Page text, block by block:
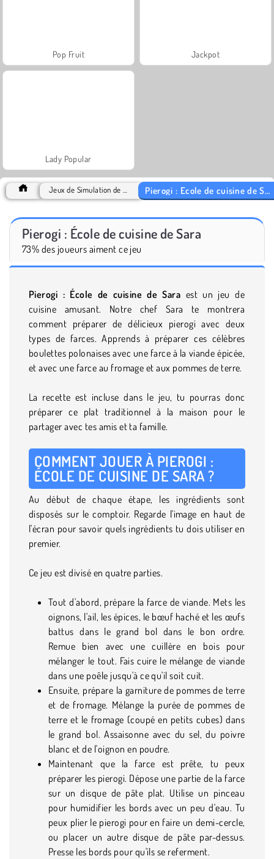
Pop Fruit Jackpot
Lady Popular
Pierogi : École de cuisine de Sara
73% des joueurs aiment ce jeu
Pierogi : École de cuisine de Sara est un jeu de
cuisine amusant. Notre chef Sara te montrera
comment préparer de délicieux pierogi avec deux
types de farces. Apprends à préparer ces célèbres
boulettes polonaises avec une farce à la viande épicée,
et avec une farce au fromage et aux pommes de terre.
La recette est incluse dans le jeu, tu pourras donc
préparer ce plat traditionnel à la maison pour le
partager avec tes amis et ta famille.
COMMENT JOUER À PIEROGI :
ÉCOLE DE CUISINE DE SARA ?
Au début de chaque étape, les ingrédients sont
disposés sur le comptoir. Regarde l'image en haut de
l'écran pour savoir quels ingrédients tu dois utiliser en
premier.
Ce jeu est divisé en quatre parties.
Tout d'abord, prépare la farce de viande. Mets les
oignons, l'ail, les épices, le bœuf haché et les œufs
battus dans le grand bol dans le bon ordre.
Remue bien avec une cuillère en bois pour
mélanger le tout. Fais cuire le mélange de viande
dans une poêle jusqu'à ce qu'il soit cuit.
Ensuite, prépare la garniture de pommes de terre
et de fromage. Mélange la purée de pommes de
terre et le fromage (coupé en petits cubes) dans
le grand bol. Assaisonne avec du sel, du poivre
blanc et de l'oignon en poudre.
Maintenant que la farce est prête, tu peux
préparer les pierogi. Dépose une partie de la farce
sur un disque de pâte plat. Utilise un pinceau
pour humidifier les bords avec un peu d'eau. Tu
peux plier le pierogi pour en faire un demi-cercle,
ou placer un autre disque de pâte par-dessus.
Presse les bords pour qu'ils se referment.